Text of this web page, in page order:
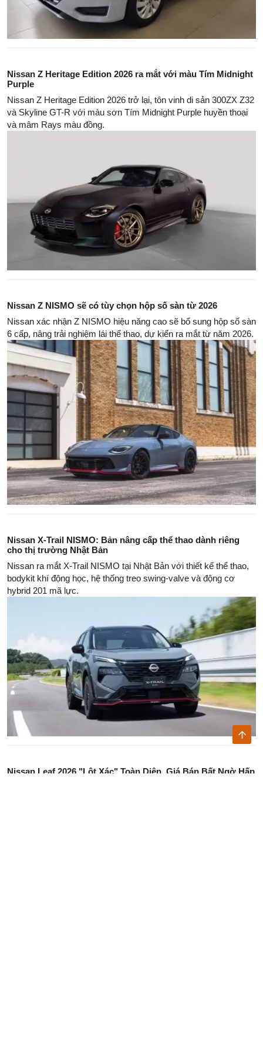
Nissan Z Heritage Edition 2026 ra mắt với màu Tím Midnight
Purple
Nissan Z Heritage Edition 2026 trở lại, tôn vinh di sản 300ZX Z32
và Skyline GT-R với màu sơn Tím Midnight Purple huyền thoại
và mâm Rays màu đồng.
Nissan Z NISMO sẽ có tùy chọn hộp số sàn từ 2026
Nissan xác nhận Z NISMO hiệu năng cao sẽ bổ sung hộp số sàn
6 cấp, nâng trải nghiệm lái thể thao, dự kiến ra mắt từ năm 2026.
Nissan X-Trail NISMO: Bản nâng cấp thể thao dành riêng
cho thị trường Nhật Bản
Nissan ra mắt X-Trail NISMO tại Nhật Bản với thiết kế thể thao,
bodykit khí động học, hệ thống treo swing-valve và động cơ
hybrid 201 mã lực.
Nissan Leaf 2026 "Lột Xác" Toàn Diện, Giá Bán Bất Ngờ Hấp